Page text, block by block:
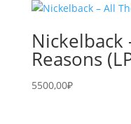
Nickelback
Reasons
5500,00₽